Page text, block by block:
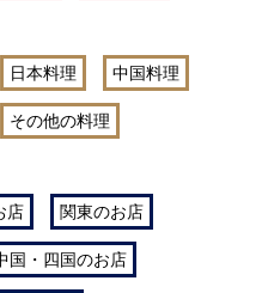
日本料理 中国料理
その他の料理
店 関東のお店
国・四国のお店